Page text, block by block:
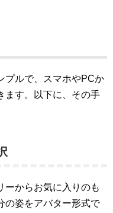
プルで、スマホやPCか
ます。以下に、その手
ーからお気に入りのも
の姿をアバター形式で